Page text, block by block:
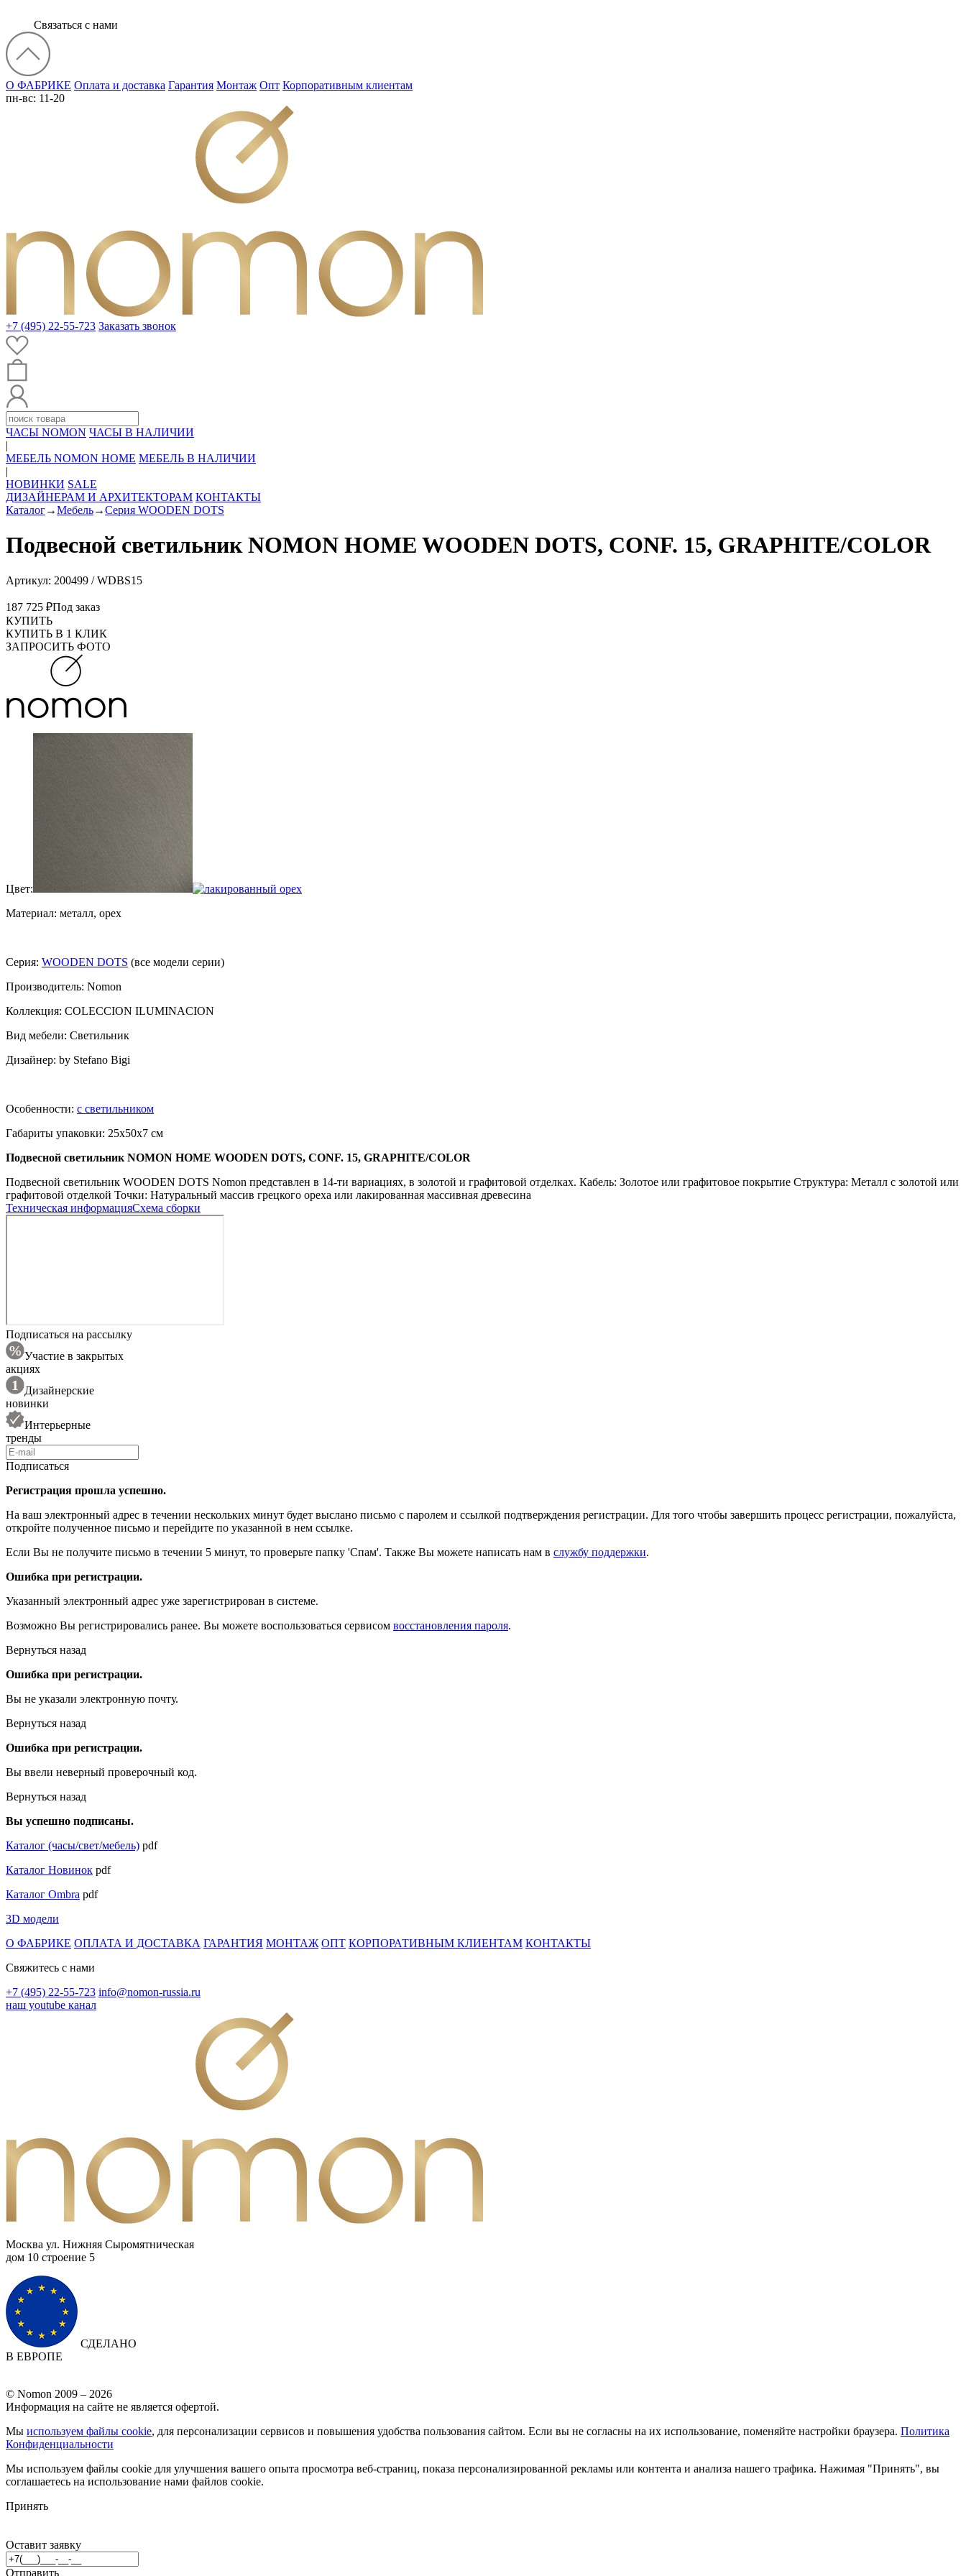
Связаться с нами
О ФАБРИКЕ Оплата и доставка Гарантия Монтаж Опт Корпоративным клиентам
пн-вс: 11-20
+7 (495) 22-55-723 Заказать звонок
ЧАСЫ NOMON ЧАСЫ В НАЛИЧИИ
|
МЕБЕЛЬ NOMON HOME МЕБЕЛЬ В НАЛИЧИИ
|
НОВИНКИ SALE
ДИЗАЙНЕРАМ И АРХИТЕКТОРАМ КОНТАКТЫ
Каталог→Мебель→Серия WOODEN DOTS
Подвесной светильник NOMON HOME WOODEN DOTS, CONF. 15, GRAPHITE/COLOR
Артикул: 200499 / WDBS15
187 725 ₽Под заказ
КУПИТЬ
КУПИТЬ В 1 КЛИК
ЗАПРОСИТЬ ФОТО
Цвет:
Материал: металл, орех
Серия: WOODEN DOTS (все модели серии)
Производитель: Nomon
Коллекция: COLECCION ILUMINACION
Вид мебели: Светильник
Дизайнер: by Stefano Bigi
Особенности: с светильником
Габариты упаковки: 25x50x7 см
Подвесной светильник NOMON HOME WOODEN DOTS, CONF. 15, GRAPHITE/COLOR
Подвесной светильник WOODEN DOTS Nomon представлен в 14-ти вариациях, в золотой и графитовой отделках. Кабель: Золотое или графитовое покрытие Структура: Металл с золотой или
графитовой отделкой Точки: Натуральный массив грецкого ореха или лакированная массивная древесина
Техническая информацияСхема сборки
Подписаться на рассылку
Участие в закрытых
акциях
Дизайнерские
новинки
Интерьерные
тренды
Подписаться
Регистрация прошла успешно.
На ваш электронный адрес в течении нескольких минут будет выслано письмо с паролем и ссылкой подтверждения регистрации. Для того чтобы завершить процесс регистрации, пожалуйста,
откройте полученное письмо и перейдите по указанной в нем ссылке.
Если Вы не получите письмо в течении 5 минут, то проверьте папку 'Спам'. Также Вы можете написать нам в службу поддержки.
Ошибка при регистрации.
Указанный электронный адрес уже зарегистрирован в системе.
Возможно Вы регистрировались ранее. Вы можете воспользоваться сервисом восстановления пароля.
Вернуться назад
Ошибка при регистрации.
Вы не указали электронную почту.
Вернуться назад
Ошибка при регистрации.
Вы ввели неверный проверочный код.
Вернуться назад
Вы успешно подписаны.
Каталог (часы/свет/мебель) pdf
Каталог Новинок pdf
Каталог Ombra pdf
3D модели
О ФАБРИКЕ ОПЛАТА И ДОСТАВКА ГАРАНТИЯ МОНТАЖ ОПТ КОРПОРАТИВНЫМ КЛИЕНТАМ КОНТАКТЫ
Свяжитесь с нами
+7 (495) 22-55-723 info@nomon-russia.ru
наш youtube канал
Москва ул. Нижняя Сыромятническая
дом 10 cтроение 5
СДЕЛАНО
В ЕВРОПЕ
© Nomon 2009 – 2026
Информация на сайте не является офертой.
Мы используем файлы cookie, для персонализации сервисов и повышения удобства пользования сайтом. Если вы не согласны на их использование, поменяйте настройки браузера. Политика
Конфиденциальности
Мы используем файлы cookie для улучшения вашего опыта просмотра веб-страниц, показа персонализированной рекламы или контента и анализа нашего трафика. Нажимая "Принять", вы
соглашаетесь на использование нами файлов cookie.
Принять
Оставит заявку
Отправить